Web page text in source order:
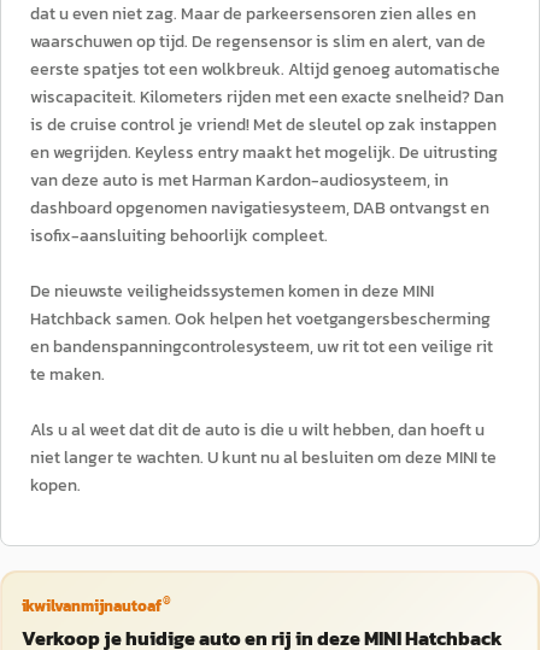
dat u even niet zag. Maar de parkeersensoren zien alles en
waarschuwen op tijd. De regensensor is slim en alert, van de
eerste spatjes tot een wolkbreuk. Altijd genoeg automatische
wiscapaciteit. Kilometers rijden met een exacte snelheid? Dan
is de cruise control je vriend! Met de sleutel op zak instappen
en wegrijden. Keyless entry maakt het mogelijk. De uitrusting
van deze auto is met Harman Kardon-audiosysteem, in
dashboard opgenomen navigatiesysteem, DAB ontvangst en
isofix-aansluiting behoorlijk compleet.
De nieuwste veiligheidssystemen komen in deze MINI
Hatchback samen. Ook helpen het voetgangersbescherming
en bandenspanningcontrolesysteem, uw rit tot een veilige rit
te maken.
Als u al weet dat dit de auto is die u wilt hebben, dan hoeft u
niet langer te wachten. U kunt nu al besluiten om deze MINI te
kopen.
ikwilvanmijnautoaf®
Verkoop je huidige auto en rij in deze MINI Hatchback